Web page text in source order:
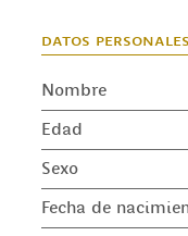
datos personales
Nombre
Edad
Sexo
Fecha de